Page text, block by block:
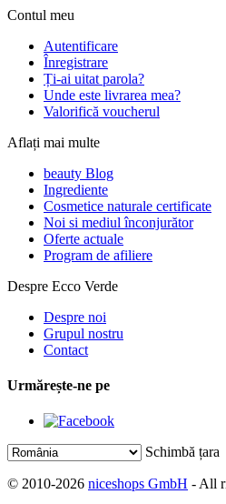
Contul meu
Autentificare
Înregistrare
Ți-ai uitat parola?
Unde este livrarea mea?
Valorifică voucherul
Aflați mai multe
beauty Blog
Ingrediente
Cosmetice naturale certificate
Noi si mediul înconjurător
Oferte actuale
Program de afiliere
Despre Ecco Verde
Despre noi
Grupul nostru
Contact
Urmărește-ne pe
Schimbă țara
© 2010-2026 niceshops GmbH - All